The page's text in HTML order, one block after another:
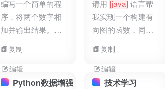
从水到土壤到空气,
再到天文学,从星球
到星云到银河,有关
宇宙的一切他都简
hdp_kg_zf_splist.ods_dd_tb_app_action
a WHERE a.dt between '${date1}' and
from_unixtime(cast(TIMESTAMP/1000
AS int),'yyyyMMdd')=a.dt]
编写一个简单的程
序，将两个数字相
加并输出结果。例
出8。
复制
编辑
请用 [java]语言帮
我实现一个构建有
向图的函数，同时
都支持添加属性
复制
编辑
Python数据增强 技术学习